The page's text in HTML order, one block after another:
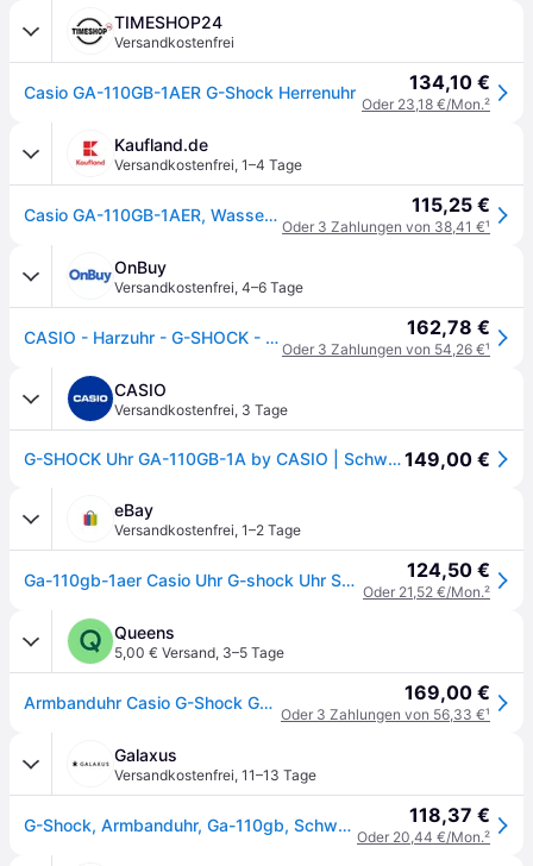
TIMESHOP24
Versandkostenfrei
Casio GA-110GB-1AER G-Shock Herrenuhr 134,10 €
Oder 23,18 €/Mon.²
Kaufland.de
Versandkostenfrei, 1–4 Tage
Casio GA-110GB-1AER, Wasserfest, Quarz 115,25 €
Oder 3 Zahlungen von 38,41 €¹
OnBuy
Versandkostenfrei, 4–6 Tage
CASIO - Harzuhr - G-SHOCK - Schwarz 162,78 €
Oder 3 Zahlungen von 54,26 €¹
CASIO
Versandkostenfrei, 3 Tage
G-SHOCK Uhr GA-110GB-1A by CASIO | Schwarz149,00 €
eBay
Versandkostenfrei, 1–2 Tage
Ga-110gb-1aer Casio Uhr G-shock Uhr Schwarz Golden 124,50 €
Oder 21,52 €/Mon.²
Queens
5,00 € Versand, 3–5 Tage
Armbanduhr Casio G-Shock GA-110GB PL 1AER Universal 169,00 €
Oder 3 Zahlungen von 56,33 €¹
Galaxus
Versandkostenfrei, 11–13 Tage
G-Shock, Armbanduhr, Ga-110gb, Schwarz, (Analoguhr, 55mm) 118,37 €
Oder 20,44 €/Mon.²